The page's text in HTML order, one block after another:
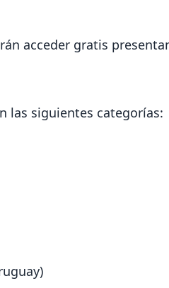
acceder gratis
las siguientes categorías: